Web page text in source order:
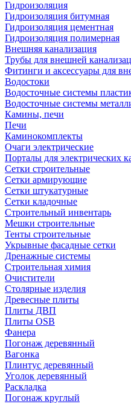
Гидроизоляция
Гидроизоляция битумная
Гидроизоляция цементная
Гидроизоляция полимерная
Внешняя канализация
Трубы для внешней
Фитинги и аксессуары для
Водостоки
Водосточные системы
Водосточные системы
Камины, печи
Печи
Каминокомплекты
Очаги электрические
Порталы для электрических
Сетки строительные
Сетки армирующие
Сетки штукатурные
Сетки кладочные
Строительный инвентарь
Мешки строительные
Тенты строительные
Укрывные фасадные сетки
Дренажные системы
Строительная химия
Очистители
Столярные изделия
Древесные плиты
Плиты ДВП
Плиты OSB
Фанера
Погонаж деревянный
Вагонка
Плинтус деревянный
Уголок деревянный
Раскладка
Погонаж круглый